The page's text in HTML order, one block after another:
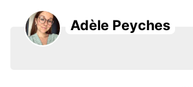
Adèle Peyches